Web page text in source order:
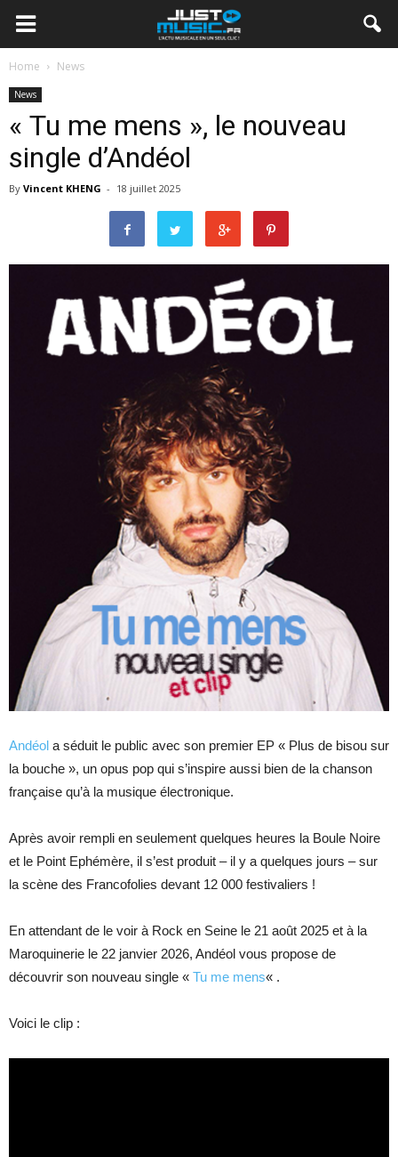
Home News
News
« Tu me mens », le nouveau
single d’Andéol
By Vincent KHENG - 18 juillet 2025
Andéol a séduit le public avec son premier EP « Plus de bisou sur
la bouche », un opus pop qui s’inspire aussi bien de la chanson
française qu’à la musique électronique.
Après avoir rempli en seulement quelques heures la Boule Noire
et le Point Ephémère, il s’est produit – il y a quelques jours – sur
la scène des Francofolies devant 12 000 festivaliers !
En attendant de le voir à Rock en Seine le 21 août 2025 et à la
Maroquinerie le 22 janvier 2026, Andéol vous propose de
découvrir son nouveau single « Tu me mens« .
Voici le clip :